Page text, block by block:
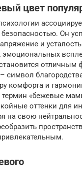
цвет
Он
и
эмоциональных
отличным
комфорта и
термин «бежевые
оттенки для
на свою